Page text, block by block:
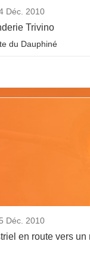
Déc. 2010
Trivino
du Dauphiné
Déc. 2010
en route vers